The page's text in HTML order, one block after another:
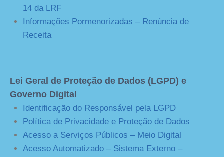
14 da LRF
Informações Pormenorizadas – Renúncia de
Receita
Lei Geral de Proteção de Dados (LGPD) e
Governo Digital
Identificação do Responsável pela LGPD
Política de Privacidade e Proteção de Dados
Acesso a Serviços Públicos – Meio Digital
Acesso Automatizado – Sistema Externo –